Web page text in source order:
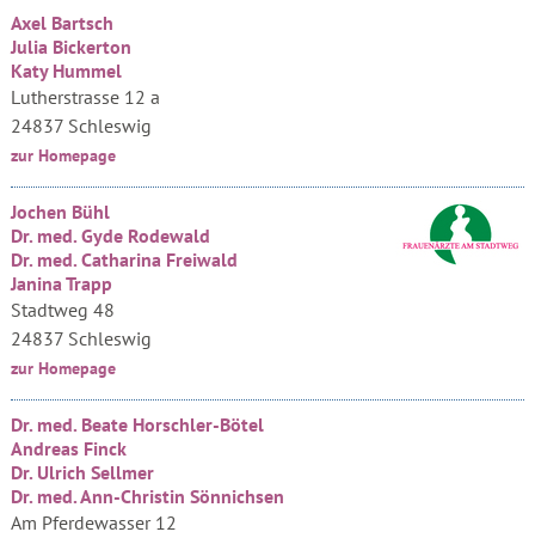
Axel Bartsch
Julia Bickerton
Katy Hummel
Lutherstrasse 12 a
24837 Schleswig
zur Homepage
Jochen Bühl
Dr. med. Gyde Rodewald
Dr. med. Catharina Freiwald
Janina Trapp
Stadtweg 48
24837 Schleswig
zur Homepage
Dr. med. Beate Horschler-Bötel
Andreas Finck
Dr. Ulrich Sellmer
Dr. med. Ann-Christin Sönnichsen
Am Pferdewasser 12